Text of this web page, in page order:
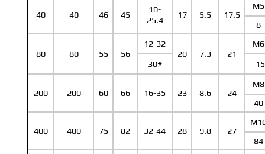
40 40 46 45
10-
25.4
17 5.5 17.5
M5
8
80 80 55 56
12-32
20
7.3 21
M6
30# 15
200 200 60 66 16-35 23 8.6 24
M8
40
400 400 75 82 32-44 28 9.8 27
84